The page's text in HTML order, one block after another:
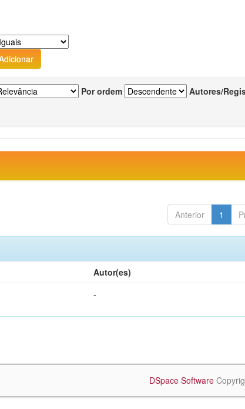
Por ordem Autores/
Anterior 1
Autor(es)
-
DSpace Software